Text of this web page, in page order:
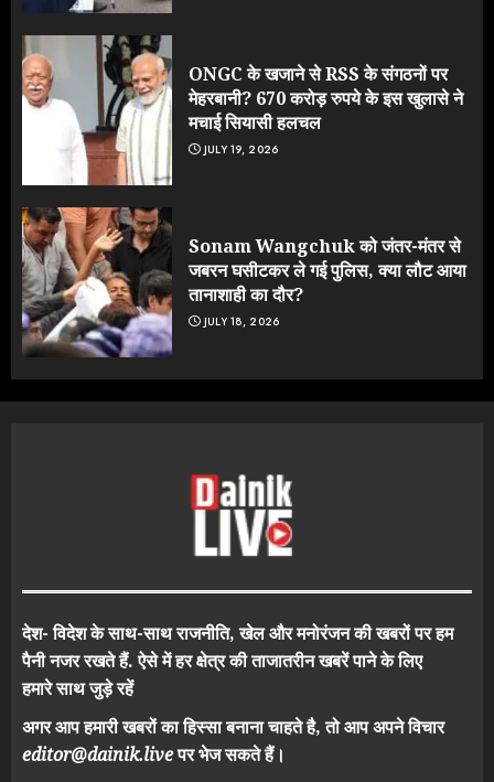
ONGC के खजाने से RSS के संगठनों पर
मेहरबानी? 670 करोड़ रुपये के इस खुलासे ने
मचाई सियासी हलचल
JULY 19, 2026
Sonam Wangchuk को जंतर-मंतर से
जबरन घसीटकर ले गई पुलिस, क्या लौट आया
तानाशाही का दौर?
JULY 18, 2026
देश- विदेश के साथ-साथ राजनीति, खेल और मनोरंजन की खबरों पर हम
पैनी नजर रखते हैं. ऐसे में हर क्षेत्र की ताजातरीन खबरें पाने के लिए
हमारे साथ जुड़े रहें
अगर आप हमारी खबरों का हिस्सा बनाना चाहते है, तो आप अपने विचार
editor@dainik.liveपर भेज सकते हैं।